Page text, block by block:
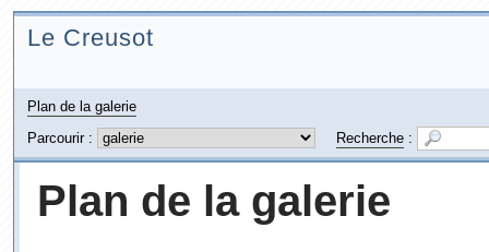
Le Creusot
Plan de la galerie
Parcourir :
Recherche:
Plan de la galerie